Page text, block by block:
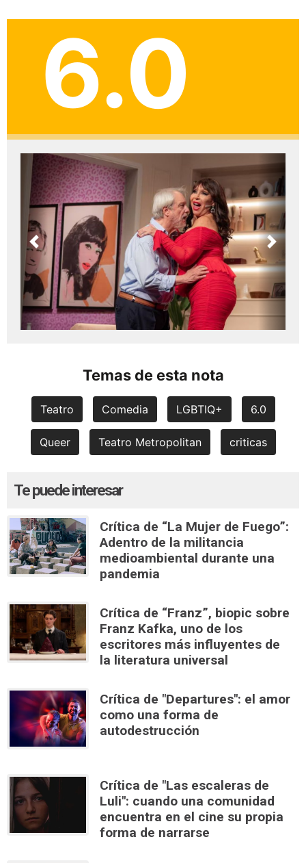
6.0
Previous Next
Temas de esta nota
Teatro Comedia LGBTIQ+ 6.0
Queer Teatro Metropolitan criticas
Te puede interesar
Crítica de “La Mujer de Fuego”:
Adentro de la militancia
medioambiental durante una
pandemia
Crítica de “Franz”, biopic sobre
Franz Kafka, uno de los
escritores más influyentes de
la literatura universal
Crítica de "Departures": el amor
como una forma de
autodestrucción
Crítica de "Las escaleras de
Luli": cuando una comunidad
encuentra en el cine su propia
forma de narrarse